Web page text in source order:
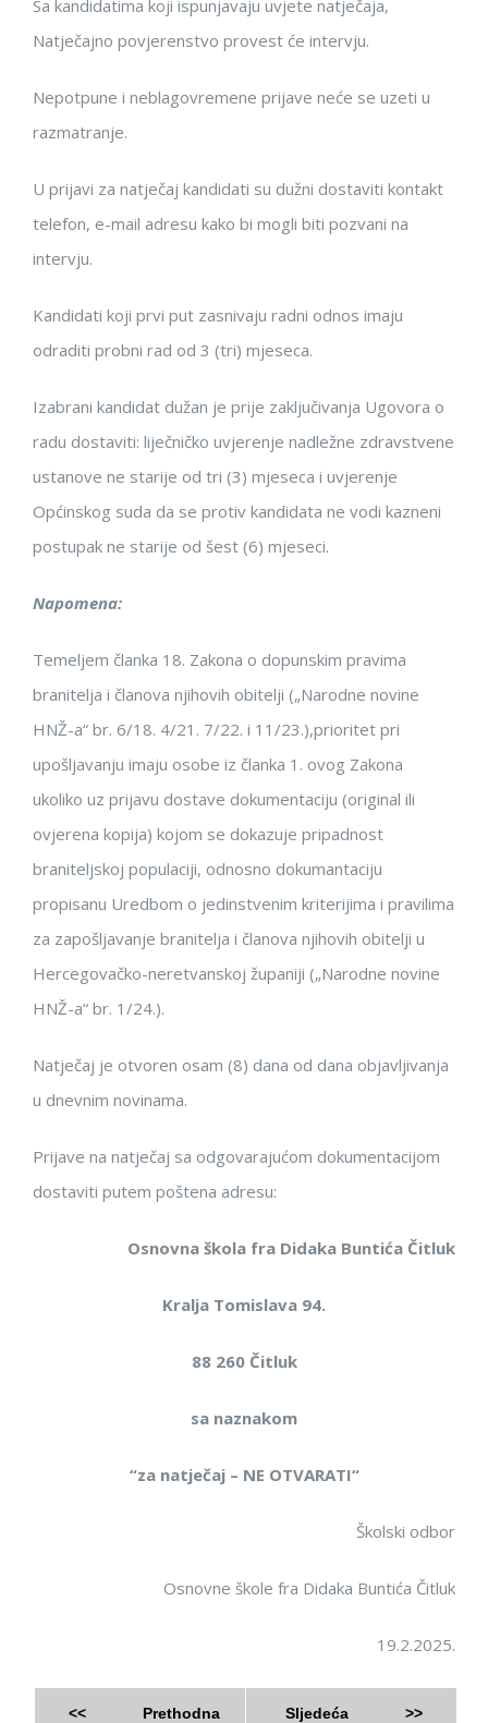
Sa kandidatima koji ispunjavaju uvjete natječaja,
Natječajno povjerenstvo provest će intervju.
Nepotpune i neblagovremene prijave neće se uzeti u
razmatranje.
U prijavi za natječaj kandidati su dužni dostaviti kontakt
telefon, e-mail adresu kako bi mogli biti pozvani na
intervju.
Kandidati koji prvi put zasnivaju radni odnos imaju
odraditi probni rad od 3 (tri) mjeseca.
Izabrani kandidat dužan je prije zaključivanja Ugovora o
radu dostaviti: liječničko uvjerenje nadležne zdravstvene
ustanove ne starije od tri (3) mjeseca i uvjerenje
Općinskog suda da se protiv kandidata ne vodi kazneni
postupak ne starije od šest (6) mjeseci.
Napomena:
Temeljem članka 18. Zakona o dopunskim pravima
branitelja i članova njihovih obitelji („Narodne novine
HNŽ-a“ br. 6/18. 4/21. 7/22. i 11/23.),prioritet pri
upošljavanju imaju osobe iz članka 1. ovog Zakona
ukoliko uz prijavu dostave dokumentaciju (original ili
ovjerena kopija) kojom se dokazuje pripadnost
braniteljskoj populaciji, odnosno dokumantaciju
propisanu Uredbom o jedinstvenim kriterijima i pravilima
za zapošljavanje branitelja i članova njihovih obitelji u
Hercegovačko-neretvanskoj županiji („Narodne novine
HNŽ-a“ br. 1/24.).
Natječaj je otvoren osam (8) dana od dana objavljivanja
u dnevnim novinama.
Prijave na natječaj sa odgovarajućom dokumentacijom
dostaviti putem poštena adresu:
Osnovna škola fra Didaka Buntića Čitluk
Kralja Tomislava 94.
88 260 Čitluk
sa naznakom
“za natječaj– NE OTVARATI“
Školski odbor
Osnovne škole fra Didaka Buntića Čitluk
19.2.2025.
<< Prethodna Sljedeća >>